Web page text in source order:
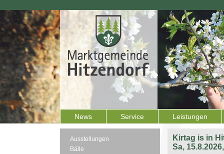
News Service Leistungen
Ausstellungen
Bälle
Kirtag is in
Sa,